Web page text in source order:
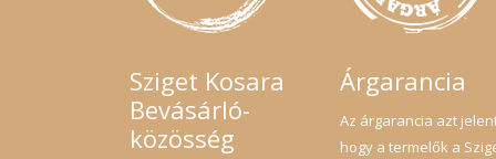
Sziget Kosara
Bevásárló-
közösség
Árgarancia
Az árgarancia azt
hogy a termelők a